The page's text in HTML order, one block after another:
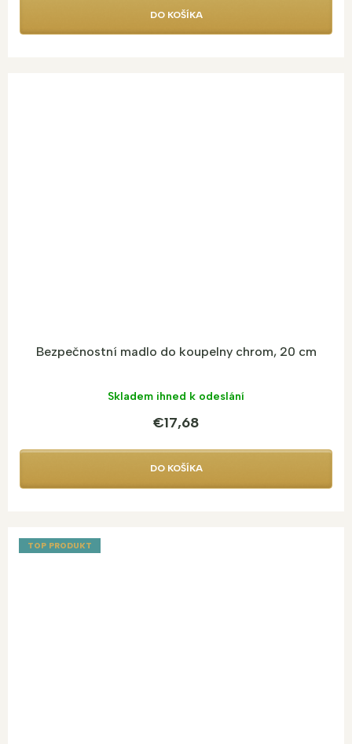
DO KOŠÍKA
Bezpečnostní madlo do koupelny chrom, 20 cm
Skladem ihned k odeslání
€17,68
DO KOŠÍKA
TOP PRODUKT